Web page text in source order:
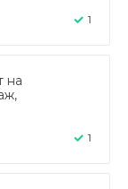
1
на
1